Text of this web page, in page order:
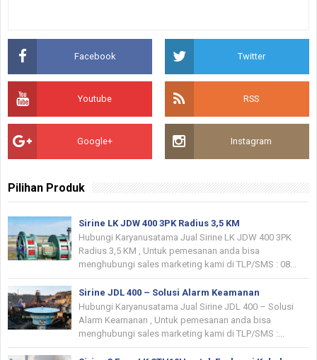
Facebook Twitter
Youtube RSS
Google+ Instagram
Pilihan Produk
Sirine LK JDW 400 3PK Radius 3,5 KM
Hubungi Karyanusatama Jual Sirine LK JDW 400 3PK
Radius 3,5 KM , Untuk pemesanan anda bisa
menghubungi sales marketing kami di TLP/SMS : 08...
Sirine JDL 400 – Solusi Alarm Keamanan
Hubungi Karyanusatama Jual Sirine JDL 400 – Solusi
Alarm Keamanan , Untuk pemesanan anda bisa
menghubungi sales marketing kami di TLP/SMS :...